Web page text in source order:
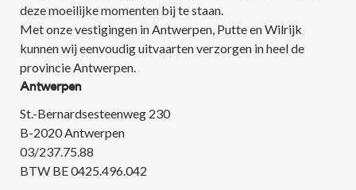
deze moeilijke momenten bij te staan.
Met onze vestigingen in Antwerpen, Putte en Wilrijk
kunnen wij eenvoudig uitvaarten verzorgen in heel de
provincie Antwerpen.
Antwerpen
St.-Bernardsesteenweg 230
B-2020 Antwerpen
03/237.75.88
BTW BE 0425.496.042